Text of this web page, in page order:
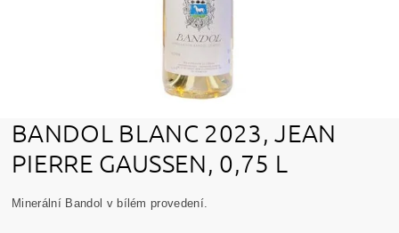
BANDOL BLANC 2023, JEAN
PIERRE GAUSSEN, 0,75 L
Minerální Bandol v bílém provedení.